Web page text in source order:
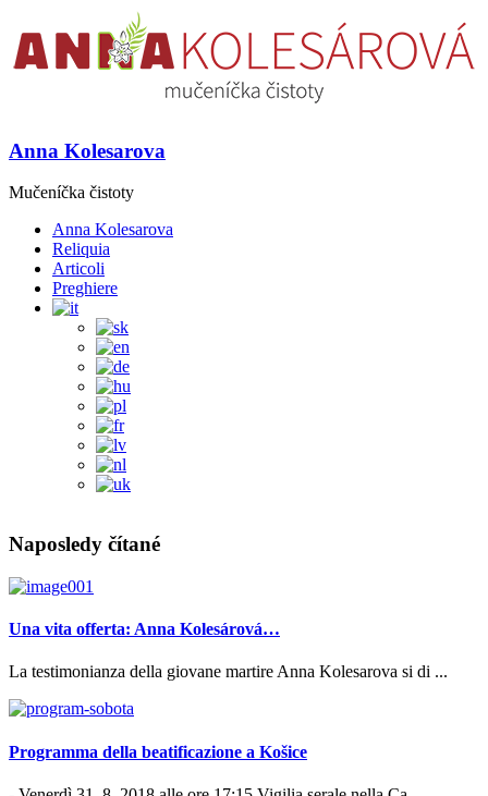
Anna Kolesarova
Mučeníčka čistoty
Anna Kolesarova
Reliquia
Articoli
Preghiere
Naposledy čítané
Una vita offerta: Anna Kolesárová…
La testimonianza della giovane martire Anna Kolesarova si di ...
Programma della beatificazione a Košice